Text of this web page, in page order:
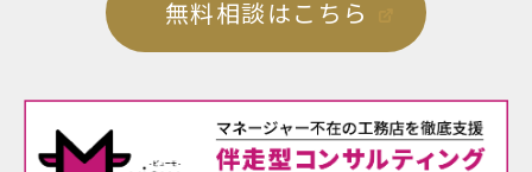
無料相談はこちら